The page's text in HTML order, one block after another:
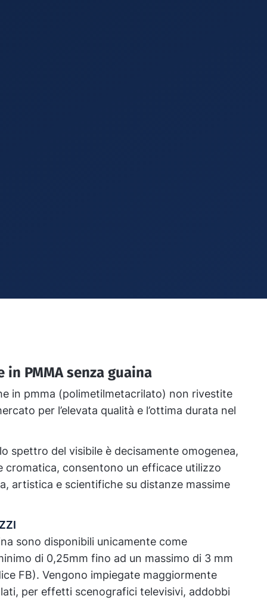
PMMA senza guaina
in pmma (polimetilmetacrilato) non rivestite
per l’elevata qualità e l’ottima durata nel
spettro del visibile è decisamente omogenea,
cromatica, consentono un efficace utilizzo
artistica e scientifiche su distanze massime
sono disponibili unicamente come
di 0,25mm fino ad un massimo di 3 mm
FB). Vengono impiegate maggiormente
per effetti scenografici televisivi, addobbi